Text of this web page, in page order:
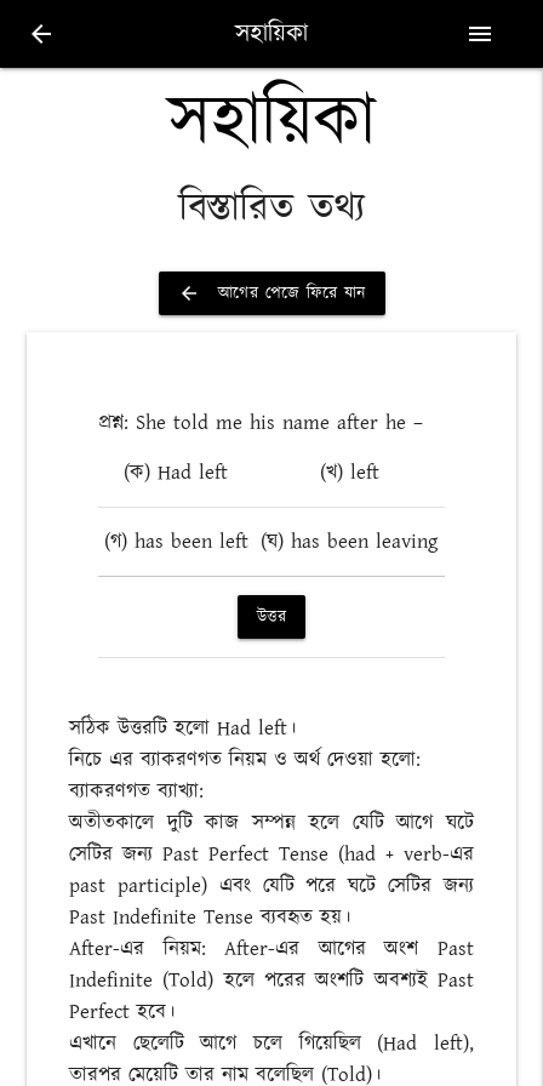
arrow_back সহায়িকা menu
সহায়িকা
বিস্তারিত তথ্য
arrow_back আগের পেজে ফিরে যান
প্রশ্ন: She told me his name after he –
(ক) Had left
(খ) left
(গ) has been left (ঘ) has been leaving
উত্তর
সঠিক উত্তরটি হলো Had left।
নিচে এর ব্যাকরণগত নিয়ম ও অর্থ দেওয়া হলো:
ব্যাকরণগত ব্যাখ্যা:
অতীতকালে দুটি কাজ সম্পন্ন হলে যেটি আগে ঘটে
সেটির জন্য Past Perfect Tense (had + verb-এর
past participle) এবং যেটি পরে ঘটে সেটির জন্য
Past Indefinite Tense ব্যবহৃত হয়।
After-এর নিয়ম: After-এর আগের অংশ Past
Indefinite (Told) হলে পরের অংশটি অবশ্যই Past
Perfect হবে।
এখানে ছেলেটি আগে চলে গিয়েছিল (Had left),
তারপর মেয়েটি তার নাম বলেছিল (Told)।